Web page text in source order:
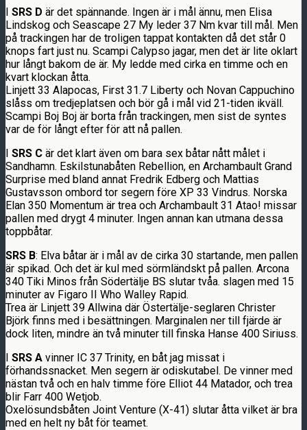
I SRS D är det spännande. Ingen är i mål ännu, men Elisa
Lindskog och Seascape 27 My leder 37 Nm kvar till mål. Men
på trackingen har de troligen tappat kontakten då det står 0
knops fart just nu. Scampi Calypso jagar, men det är lite oklart
hur långt bakom de är. My ledde med cirka en timme och en
kvart klockan åtta.
Linjett 33 Alapocas, First 31.7 Liberty och Novan Cappuchino
slåss om tredjeplatsen och bör gå i mål vid 21-tiden ikväll.
Scampi Boj Boj är borta från trackingen, men sist de syntes
var de för långt efter för att nå pallen.
I SRS C är det klart även om bara sex båtar nått målet i
Sandhamn. Eskilstunabåten Rebellion, en Archambault Grand
Surprise med bland annat Fredrik Edberg och Mattias
Gustavsson ombord tor segern före XP 33 Vindrus. Norska
Elan 350 Momentum är trea och Archambault 31 Atao! missar
pallen med drygt 4 minuter. Ingen annan kan utmana dessa
toppbåtar.
SRS B: Elva båtar är i mål av de cirka 30 startande, men pallen
är spikad. Och det är kul med sörmländskt på pallen. Arcona
340 Tiki Minos från Södertälje BS slutar tvåa. slagen med 15
minuter av Figaro II Who Walley Rapid.
Trea är Linjett 39 Allwina där Östertälje-seglaren Christer
Björk finns med i besättningen. Marginalen ner till fjärde är
dock liten, mindre än två minuter till finska Hanse 400 Siriuss.
I SRS A vinner IC 37 Trinity, en båt jag missat i
förhandssnacket. Men segern är odiskutabel. De vinner med
nästan två och en halv timme före Elliot 44 Matador, och trea
blir Farr 400 Wetjob.
Oxelösundsbåten Joint Venture (X-41) slutar åtta vilket är bra
med en helt ny båt för teamet.